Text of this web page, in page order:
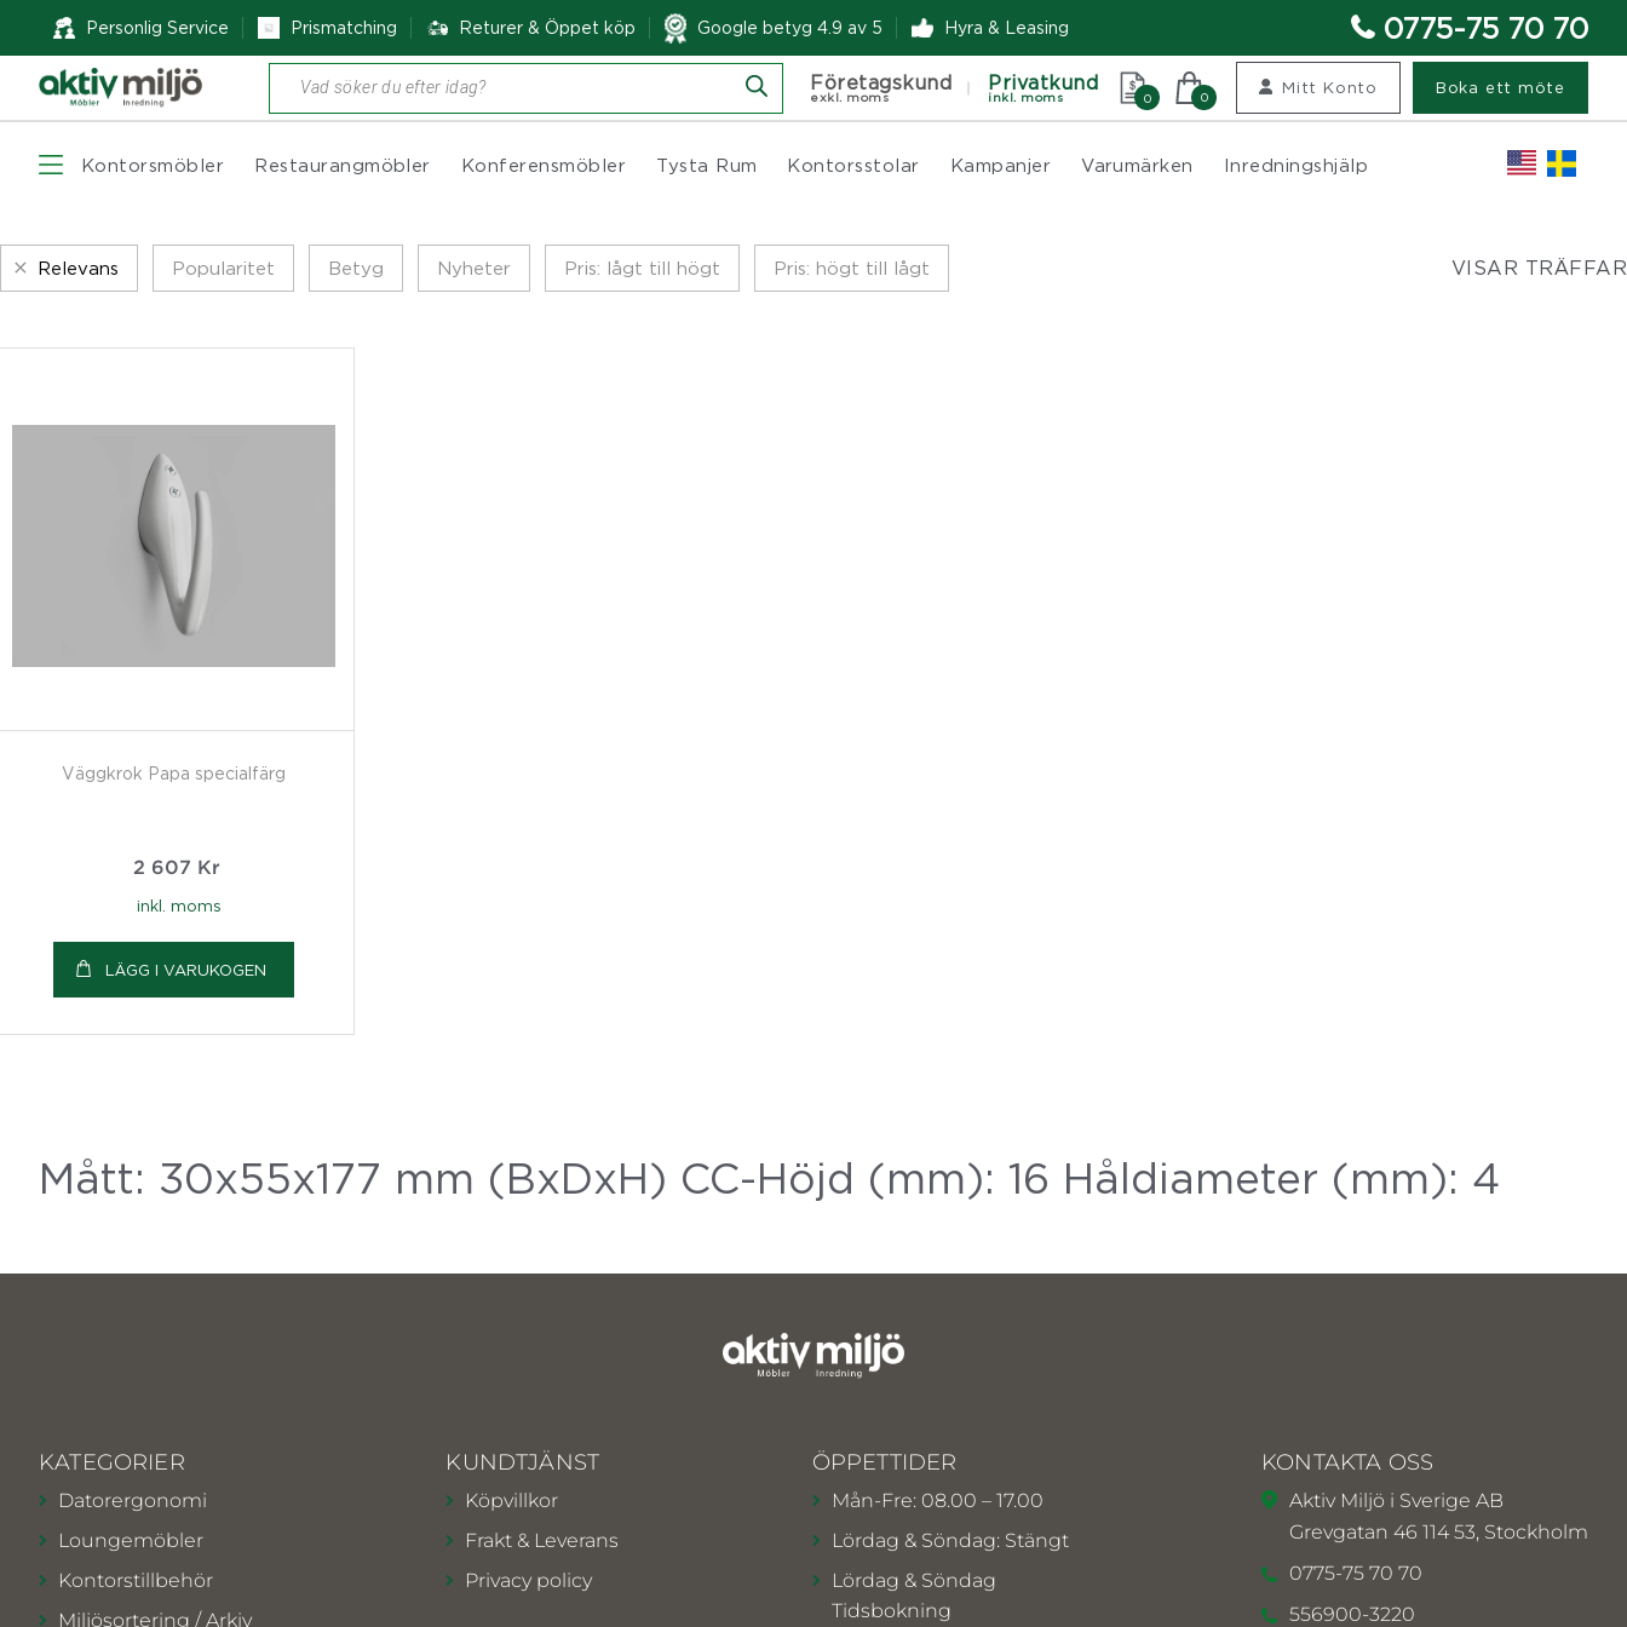
Personlig Service Prismatching Returer & Öppet köp Google betyg 4.9 av 5 Hyra & Leasing 0775-75 70 70
Produktsökning Företagskund
exkl. moms
Privatkund
inkl. moms 0 0
Mitt Konto Boka ett möte
Kontorsmöbler Restaurangmöbler Konferensmöbler Tysta Rum Kontorsstolar Kampanjer Varumärken Inredningshjälp
Relevans Popularitet Betyg Nyheter Pris: lågt till högt Pris: högt till lågt VISAR TRÄFFAR
Väggkrok Papa specialfärg
2 607 Kr
inkl. moms
LÄGG I VARUKOGEN
Mått: 30x55x177 mm (BxDxH) CC-Höjd (mm): 16 Håldiameter (mm): 4
KATEGORIER
Datorergonomi
Loungemöbler
Kontorstillbehör
Miljösortering / Arkiv
KUNDTJÄNST
Köpvillkor
Frakt & Leverans
Privacy policy
ÖPPETTIDER
Mån-Fre: 08.00 – 17.00
Lördag & Söndag: Stängt
Lördag & Söndag
Tidsbokning
KONTAKTA OSS
Aktiv Miljö i Sverige AB
Grevgatan 46 114 53, Stockholm
0775-75 70 70
556900-3220